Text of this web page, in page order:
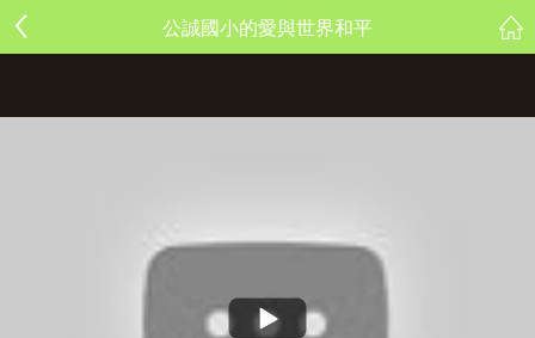
公誠國小的愛與世界和平